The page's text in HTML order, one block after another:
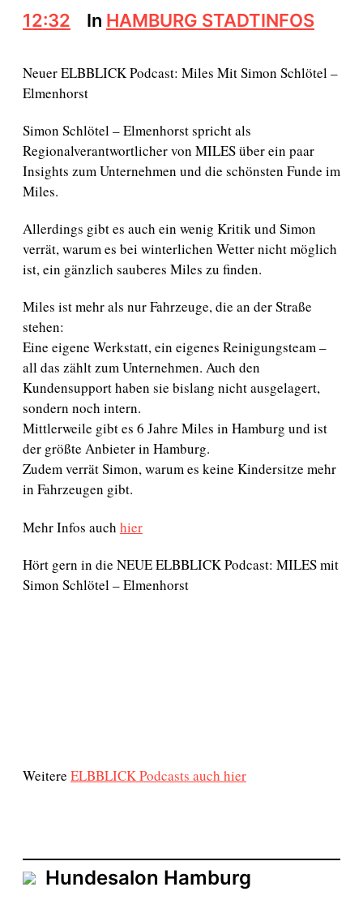
B
e
t
r
a
s
d
a
t
u
12:32 In HAMBURG STADTINFOS
Neuer ELBBLICK Podcast: Miles Mit Simon Schlötel –
Elmenhorst
Simon Schlötel – Elmenhorst spricht als
Regionalverantwortlicher von MILES über ein paar
Insights zum Unternehmen und die schönsten Funde im
Miles.
Allerdings gibt es auch ein wenig Kritik und Simon
verrät, warum es bei winterlichen Wetter nicht möglich
ist, ein gänzlich sauberes Miles zu finden.
Miles ist mehr als nur Fahrzeuge, die an der Straße
stehen:
Eine eigene Werkstatt, ein eigenes Reinigungsteam –
all das zählt zum Unternehmen. Auch den
Kundensupport haben sie bislang nicht ausgelagert,
sondern noch intern.
Mittlerweile gibt es 6 Jahre Miles in Hamburg und ist
der größte Anbieter in Hamburg.
Zudem verrät Simon, warum es keine Kindersitze mehr
in Fahrzeugen gibt.
Mehr Infos auch hier
Hört gern in die NEUE ELBBLICK Podcast: MILES mit
Simon Schlötel – Elmenhorst
Weitere ELBBLICK Podcasts auch hier
Hundesalon Hamburg